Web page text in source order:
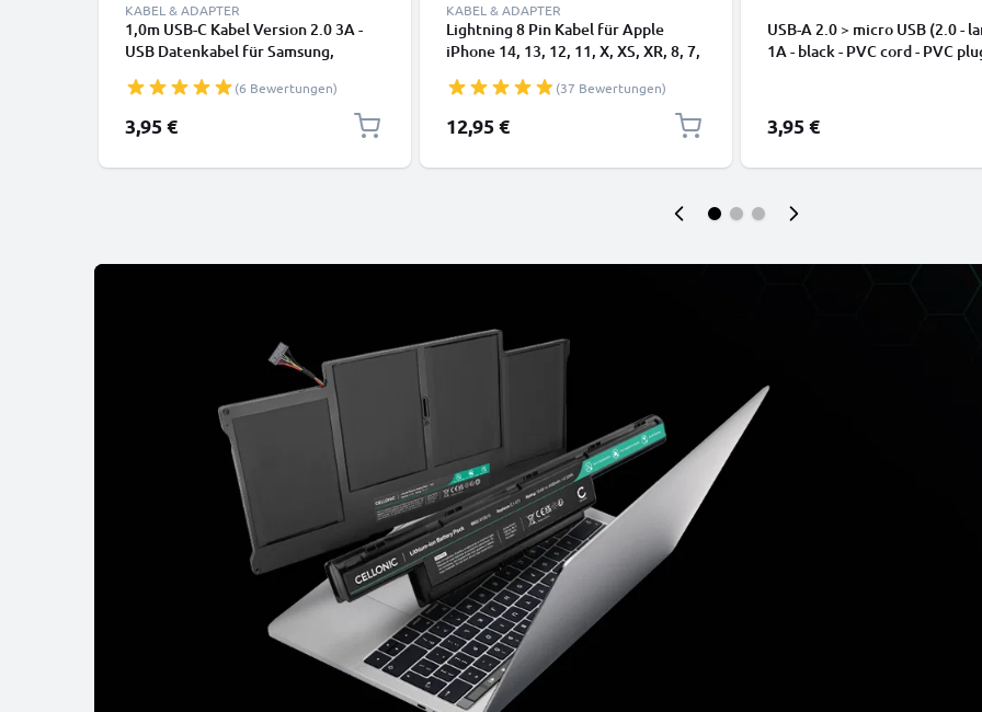
KABEL & ADAPTER
1,0m USB-C Kabel Version 2.0 3A -
USB Datenkabel für Samsung,
Canon, Panasonic Lumix, Sony,
GoPro uvm PVC schwarz
(6 Bewertungen)
3,95 €
KABEL & ADAPTER
Lightning 8 Pin Kabel für Apple
iPhone 14, 13, 12, 11, X, XS, XR, 8, 7,
Datenkabel für Smartphone
(37 Bewertungen)
12,95 €
USB-A 2.0 > micro USB (2.0 -
1A - black - PVC cord - PVC
3,95 €